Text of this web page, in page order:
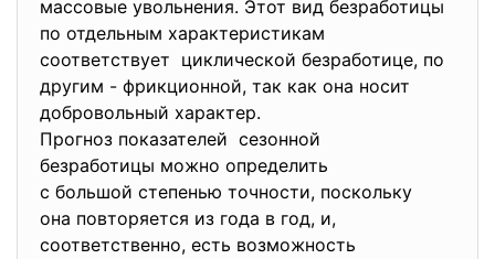
массовые увольнения. Этот вид безработицы
по отдельным характеристикам
соответствует циклической безработице, по
другим - фрикционной, так как она носит
добровольный характер.
Прогноз показателей сезонной
безработицы можно определить
с большой степенью точности, поскольку
она повторяется из года в год, и,
соответственно, есть возможность